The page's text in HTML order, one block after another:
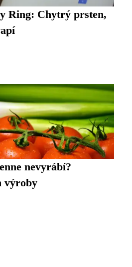
Ring: Chytrý prsten,
nevyrábí?
výroby